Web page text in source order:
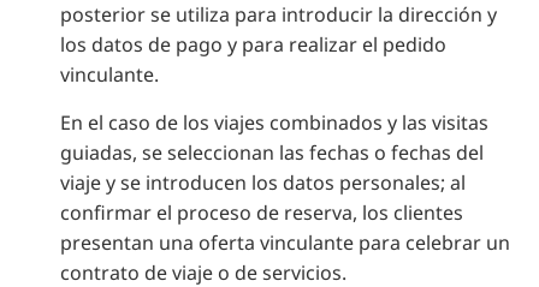
posterior se utiliza para introducir la dirección y
los datos de pago y para realizar el pedido
vinculante.
En el caso de los viajes combinados y las visitas
guiadas, se seleccionan las fechas o fechas del
viaje y se introducen los datos personales; al
confirmar el proceso de reserva, los clientes
presentan una oferta vinculante para celebrar un
contrato de viaje o de servicios.